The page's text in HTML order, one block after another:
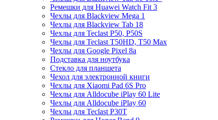
Ремешки для Huawei Watch Fit 3
Чехлы для Blackview Mega 1
Чехлы для Blackview Tab 18
Чехлы для Teclast P50, P50S
Чехлы для Teclast T50HD, T50 Max
Чехлы для Google Pixel 8a
Подставка для ноутбука
Стекло для планшета
Чехол для электронной книги
Чехлы для Xiaomi Pad 6S Pro
Чехлы для Alldocube iPlay 60 Lite
Чехлы для Alldocube iPlay 60
Чехлы для Teclast P30T